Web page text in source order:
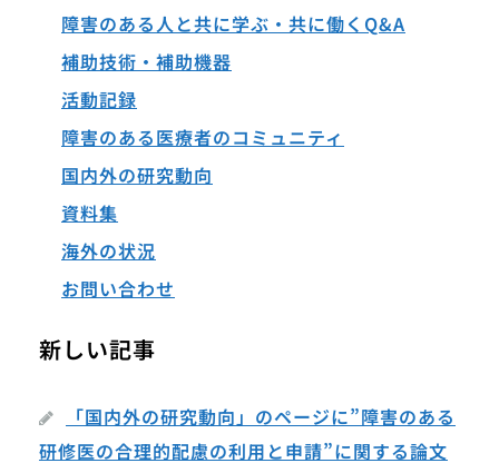
障害のある人と共に学ぶ・共に働くQ&A
補助技術・補助機器
活動記録
障害のある医療者のコミュニティ
国内外の研究動向
資料集
海外の状況
お問い合わせ
新しい記事
「国内外の研究動向」のページに”障害のある
研修医の合理的配慮の利用と申請”に関する論文